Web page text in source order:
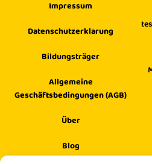
Impressum
Datenschutzerklarung
Bildungsträger
Allgemeine
Geschäftsbedingungen (AGB)
Über
Blog